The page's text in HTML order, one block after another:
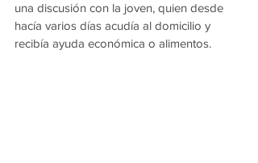
una discusión con la joven, quien desde
hacía varios días acudía al domicilio y
recibía ayuda económica o alimentos.